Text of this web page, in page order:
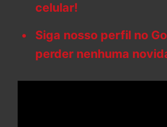
celular!
Siga nosso perfil no
perder nenhuma